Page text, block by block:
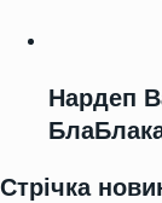
Нардеп
Стрічка